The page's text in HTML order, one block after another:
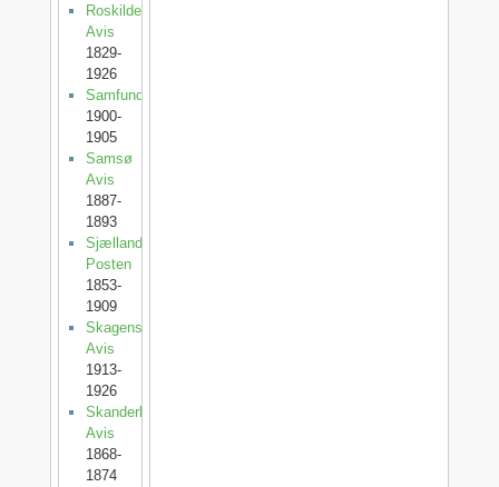
Roskilde
Avis
1829-
1926
Samfundet
1900-
1905
Samsø
Avis
1887-
1893
Sjællands-
Posten
1853-
1909
Skagens
Avis
1913-
1926
Skanderborg
Avis
1868-
1874